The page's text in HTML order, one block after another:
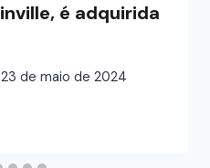
é adquirida
23 de maio de 2024